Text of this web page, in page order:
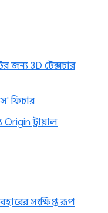
জন্য 3D টেক্সচার
ফিচার
ট্রায়াল
সংক্ষিপ্ত রূপ